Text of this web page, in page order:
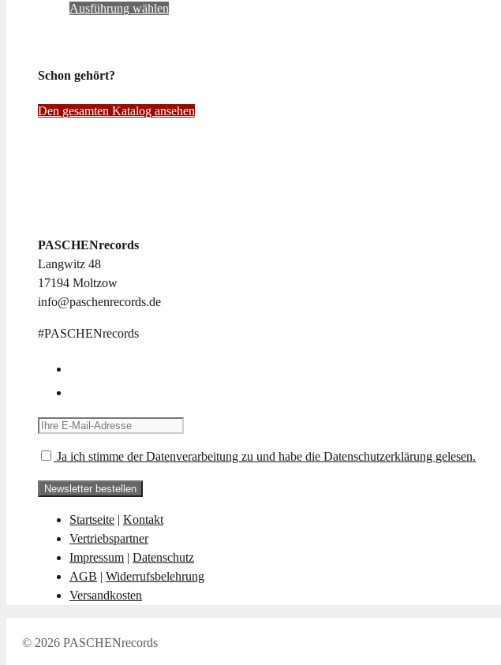
Ausführung wählen
auf.
Die
Schon gehört?
Den gesamten Katalog ansehen
PASCHENrecords
Langwitz 48
17194 Moltzow
info@paschenrecords.de
#PASCHENrecords
Ja ich stimme der Datenverarbeitung zu und habe die Datenschutzerklärung gelesen.
Startseite | Kontakt
Vertriebspartner
Impressum | Datenschutz
AGB | Widerrufsbelehrung
Versandkosten
© 2026 PASCHENrecords